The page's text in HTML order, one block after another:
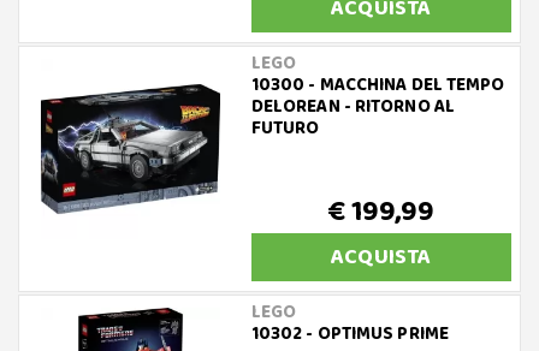
ACQUISTA
LEGO
10300 - MACCHINA DEL TEMPO
DELOREAN - RITORNO AL
FUTURO
€ 199,99
ACQUISTA
LEGO
10302 - OPTIMUS PRIME